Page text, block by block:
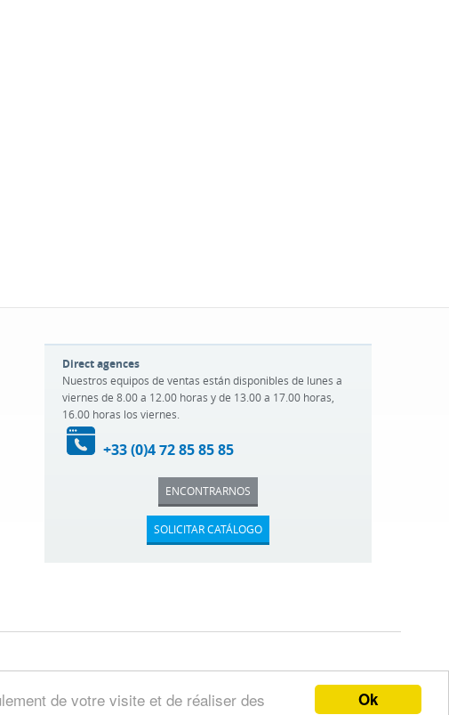
Ok
de votre visite et de réaliser des
Direct agences
Nuestros equipos de ventas están disponibles de lunes a
viernes de 8.00 a 12.00 horas y de 13.00 a 17.00 horas,
16.00 horas los viernes.
+33 (0)4 72 85 85 85
ENCONTRARNOS
SOLICITAR CATÁLOGO